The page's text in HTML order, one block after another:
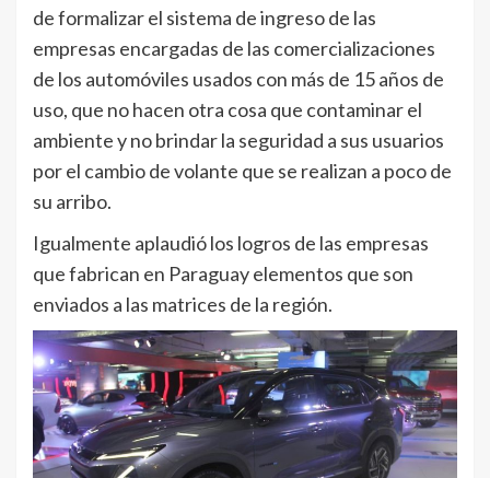
de formalizar el sistema de ingreso de las
empresas encargadas de las comercializaciones
de los automóviles usados con más de 15 años de
uso, que no hacen otra cosa que contaminar el
ambiente y no brindar la seguridad a sus usuarios
por el cambio de volante que se realizan a poco de
su arribo.
Igualmente aplaudió los logros de las empresas
que fabrican en Paraguay elementos que son
enviados a las matrices de la región.